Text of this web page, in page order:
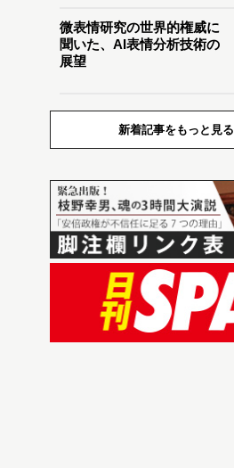
微表情研究の世界的権威に
聞いた、AI表情分析技術の
展望
新着記事をもっと見る